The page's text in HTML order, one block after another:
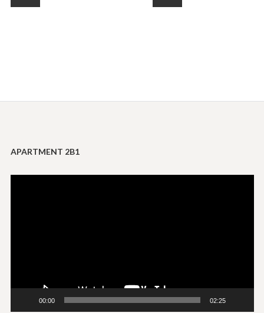
de
APARTMENT 2B1
00:00 02:25